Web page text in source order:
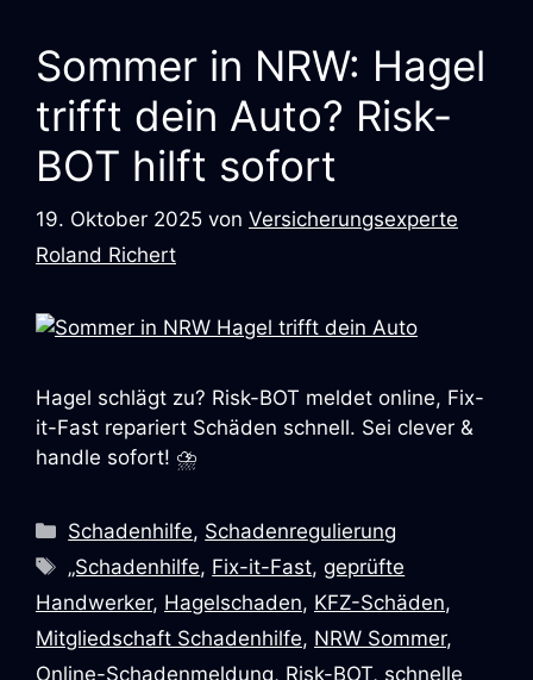
Sommer in NRW: Hagel
trifft dein Auto? Risk-
BOT hilft sofort
19. Oktober 2025 von Versicherungsexperte
Roland Richert
Hagel schlägt zu? Risk-BOT meldet online, Fix-
it-Fast repariert Schäden schnell. Sei clever &
handle sofort! ⛈️
Schadenhilfe, Schadenregulierung
„Schadenhilfe, Fix-it-Fast,geprüfte
Handwerker, Hagelschaden, KFZ-Schäden,
Mitgliedschaft Schadenhilfe, NRW Sommer,
Online-Schadenmeldung, Risk-BOT, schnelle